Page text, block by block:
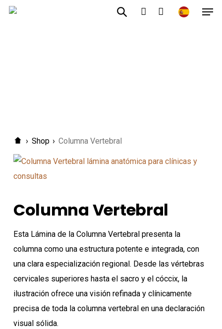
› Shop › Columna Vertebral
Columna Vertebral
Esta Lámina de la Columna Vertebral presenta la
columna como una estructura potente e integrada, con
una clara especialización regional. Desde las vértebras
cervicales superiores hasta el sacro y el cóccix, la
ilustración ofrece una visión refinada y clínicamente
precisa de toda la columna vertebral en una declaración
visual sólida.